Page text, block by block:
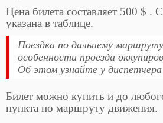
Цена билета составляет 500 $ .
указана в таблице.
Поездка по дальнему
особенности проезда
Об этом узнайте у диспетчера
Билет можно купить и до
пункта по маршруту движения.